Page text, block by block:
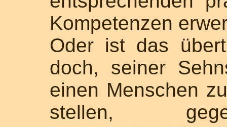
Kompetenzen
Oder ist das
doch, seiner
einen Menschen
stellen,